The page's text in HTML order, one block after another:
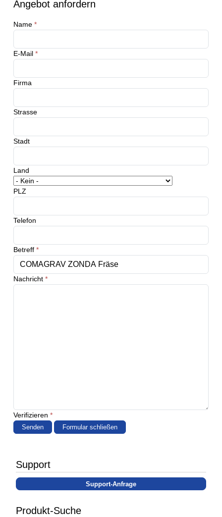
Angebot anfordern
Name *
E-Mail *
Firma
Strasse
Stadt
Land
PLZ
Telefon
Betreff *
Nachricht *
Verifizieren *
Senden Formular schließen
Support
Support-Anfrage
Produkt-Suche